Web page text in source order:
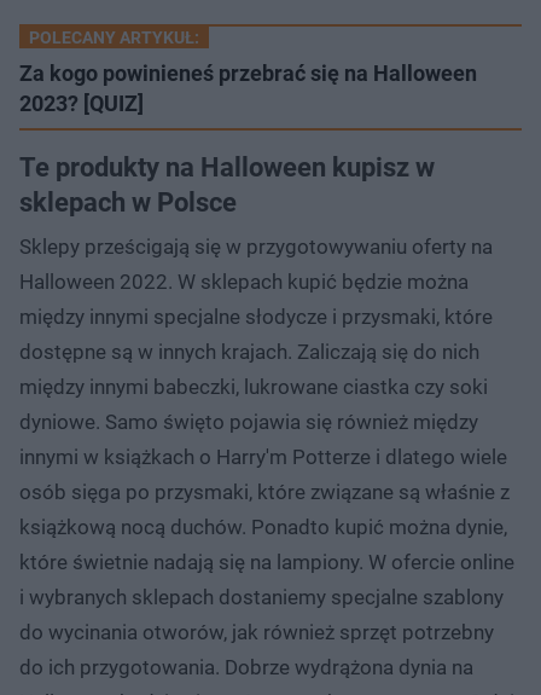
POLECANY ARTYKUŁ:
Za kogo powinieneś przebrać się na Halloween
2023? [QUIZ]
Te produkty na Halloween kupisz w
sklepach w Polsce
Sklepy prześcigają się w przygotowywaniu oferty na
Halloween 2022. W sklepach kupić będzie można
między innymi specjalne słodycze i przysmaki, które
dostępne są w innych krajach. Zaliczają się do nich
między innymi babeczki, lukrowane ciastka czy soki
dyniowe. Samo święto pojawia się również między
innymi w książkach o Harry'm Potterze i dlatego wiele
osób sięga po przysmaki, które związane są właśnie z
książkową nocą duchów. Ponadto kupić można dynie,
które świetnie nadają się na lampiony. W ofercie online
i wybranych sklepach dostaniemy specjalne szablony
do wycinania otworów, jak również sprzęt potrzebny
do ich przygotowania. Dobrze wydrążona dynia na